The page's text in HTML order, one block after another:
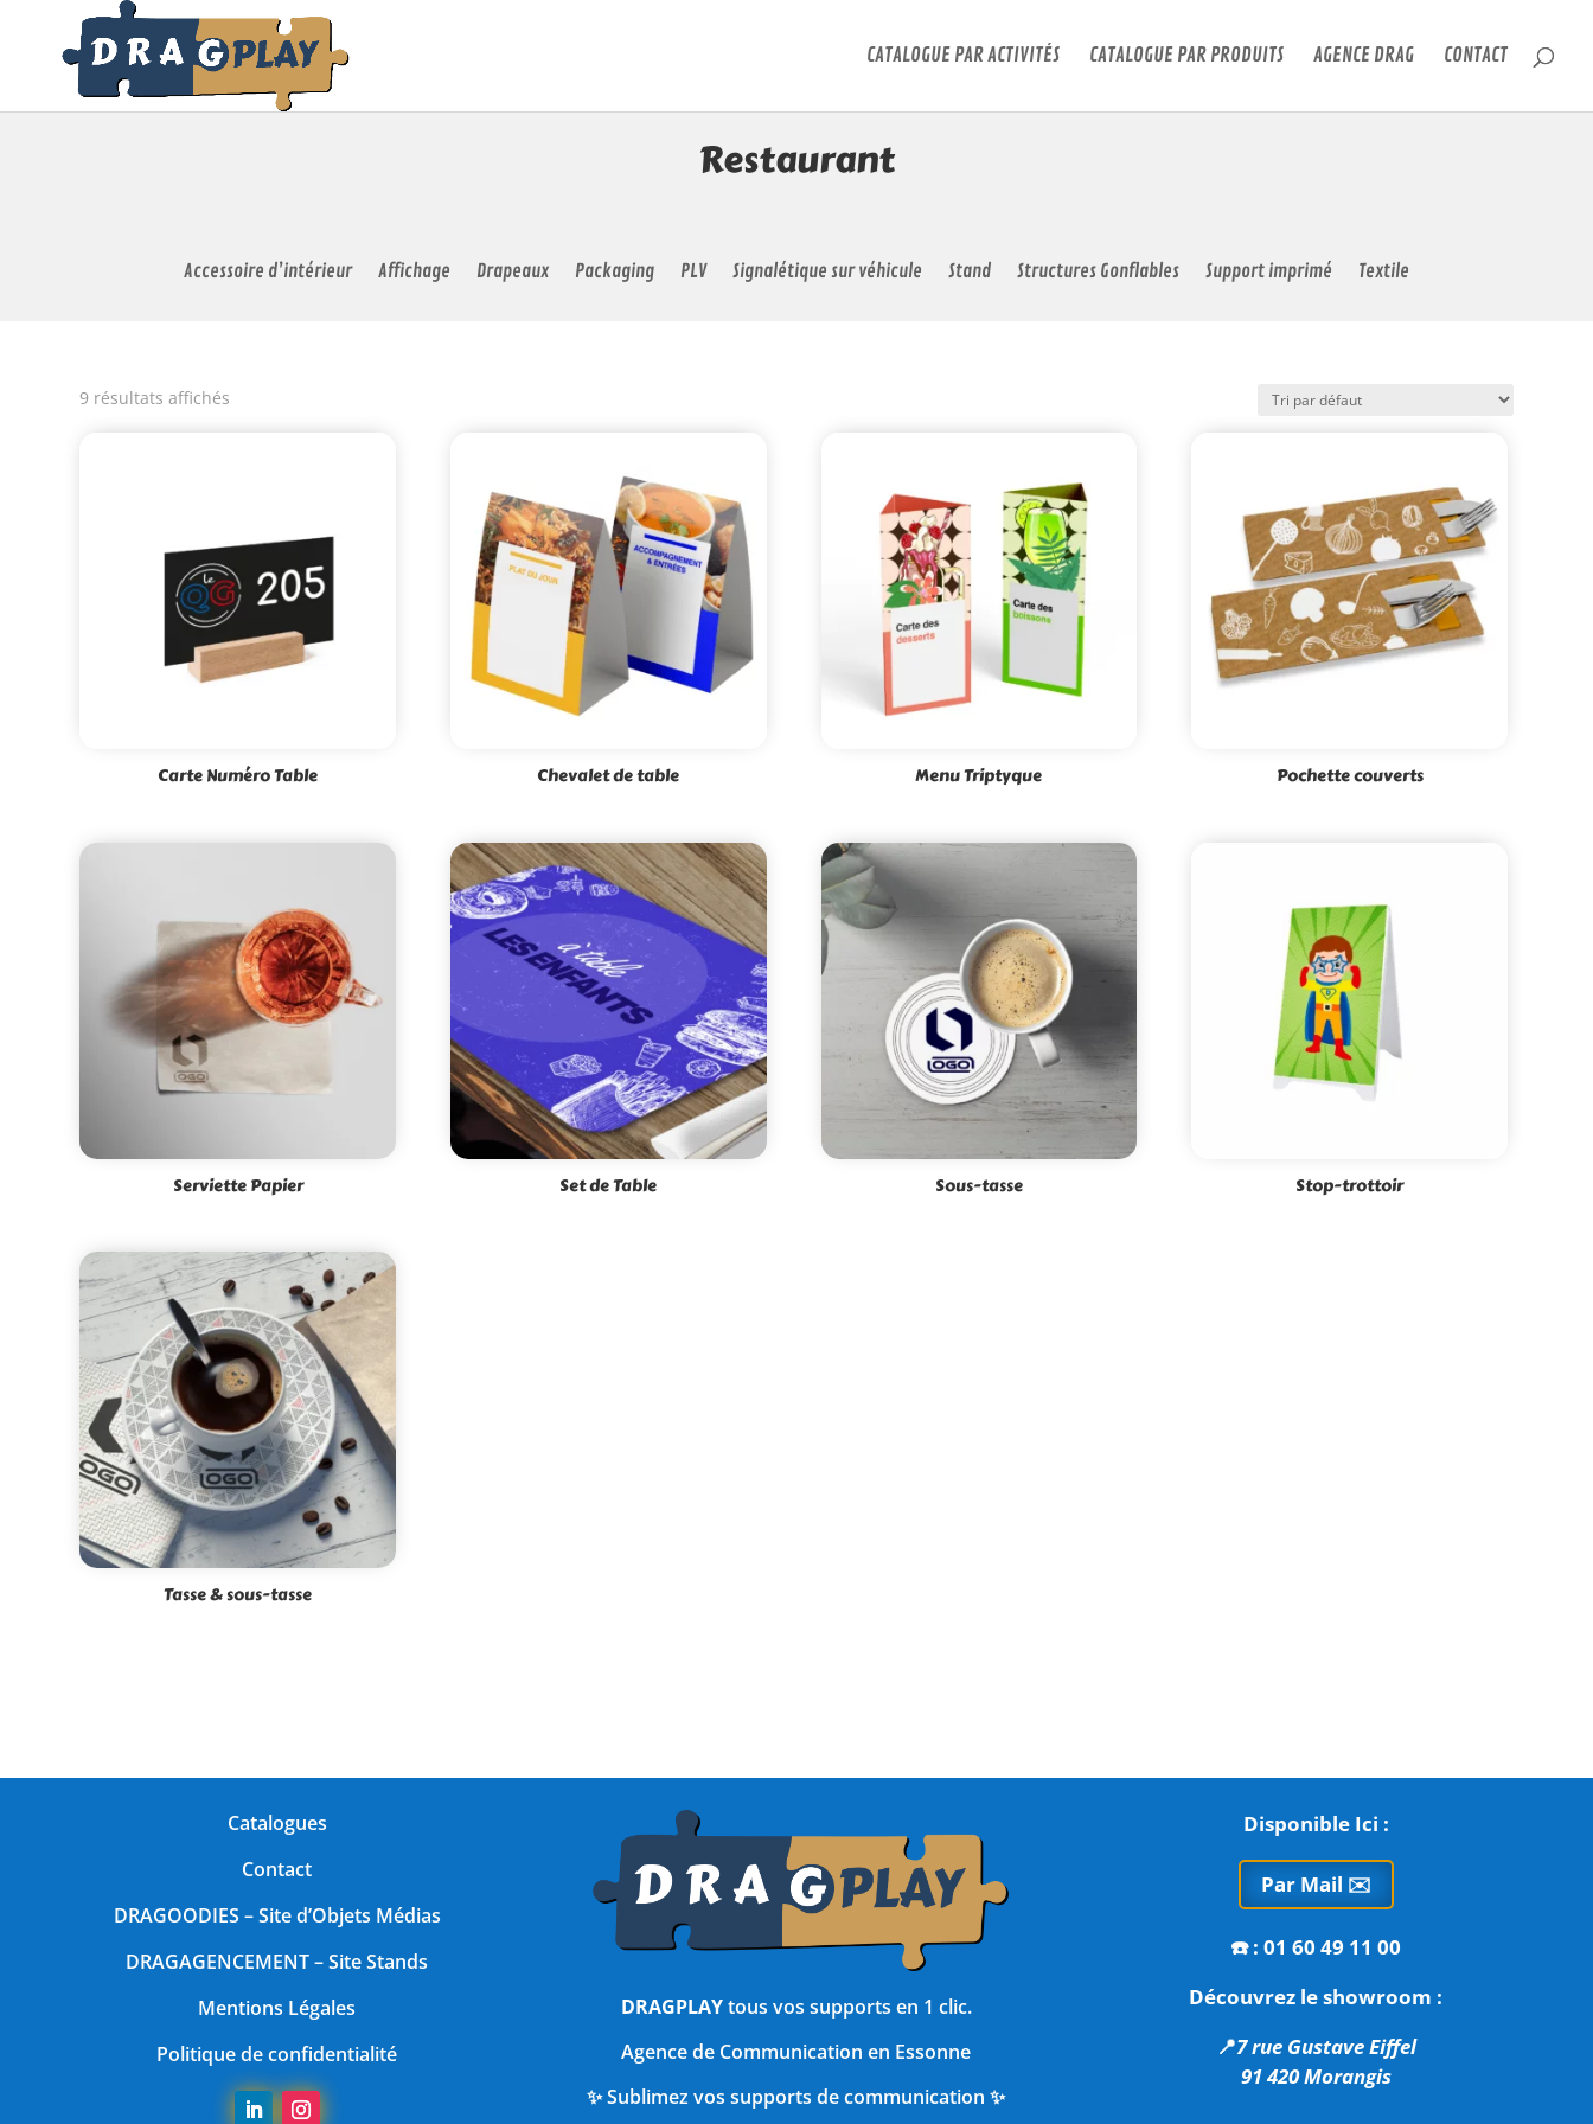
CATALOGUE PAR ACTIVITÉS CATALOGUE PAR PRODUITS AGENCE DRAG CONTACT
Restaurant
Accessoire d’intérieur Affichage Drapeaux Packaging PLV Signalétique sur véhicule Stand Structures Gonflables Support imprimé Textile
9 résultats affichés
Carte Numéro Table Chevalet de table Menu Triptyque Pochette couverts
Serviette Papier Set de Table Sous-tasse Stop-trottoir
Tasse & sous-tasse
Catalogues
Contact
DRAGOODIES – Site d’Objets Médias
DRAGAGENCEMENT– Site Stands
Mentions Légales
Politique de confidentialité
DRAGPLAYtous vos supports en 1 clic.
Agence de Communication en Essonne
✨ Sublimez vos supports de communication ✨
Disponible Ici :
Par Mail ✉️
☎️: 01 60 49 11 00
Découvrez le showroom :
📍7 rue Gustave Eiffel
91 420 Morangis